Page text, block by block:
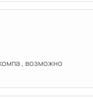
, возможно